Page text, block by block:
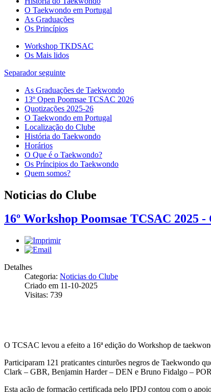
O Taekwondo em Portugal
As Graduações
Os Princípios
Workshop TKDSAC
Os Mais lidos
Separador seguinte
As Graduações de Taekwondo
13º Open Poomsae TCSAC 2026
Quotizações 2025-26
O Taekwondo em Portugal
Localização do Clube
História do Taekwondo
Horários
O Que é o Taekwondo?
Os Príncipios do Taekwondo
Quem somos?
Noticias do Clube
16º Workshop Poomsae TCSAC 2025 -
Detalhes
Categoria: Noticias do Clube
Criado em 11-10-2025
Visitas: 739
O TCSAC levou a efeito a 16ª edição do Workshop de
Participaram 121 praticantes cinturões negros de Taekwondo
Clark – GBR, Benjamin Harder – DEN e Bruno Fidalgo –
Esta ação de formação certificada pelo IPDJ contou com o